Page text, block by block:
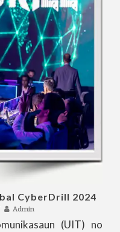
CyberDrill 2024
Admin
(UIT) no